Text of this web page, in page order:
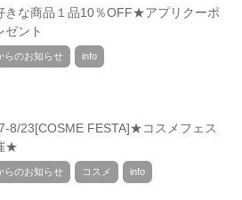
な商品１品10％OFF★アプリクーポ
ゼント
らのお知らせ info
8/23[COSME FESTA]★コスメフェス
★
らのお知らせ コスメ info